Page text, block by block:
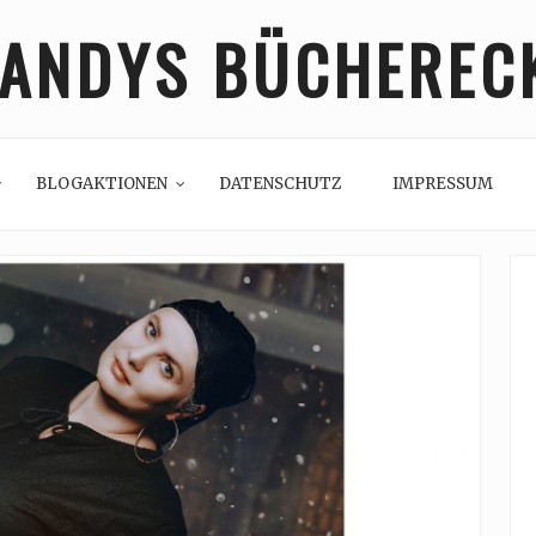
BLOGAKTIONEN DATENSCHUTZ IMPRESSUM